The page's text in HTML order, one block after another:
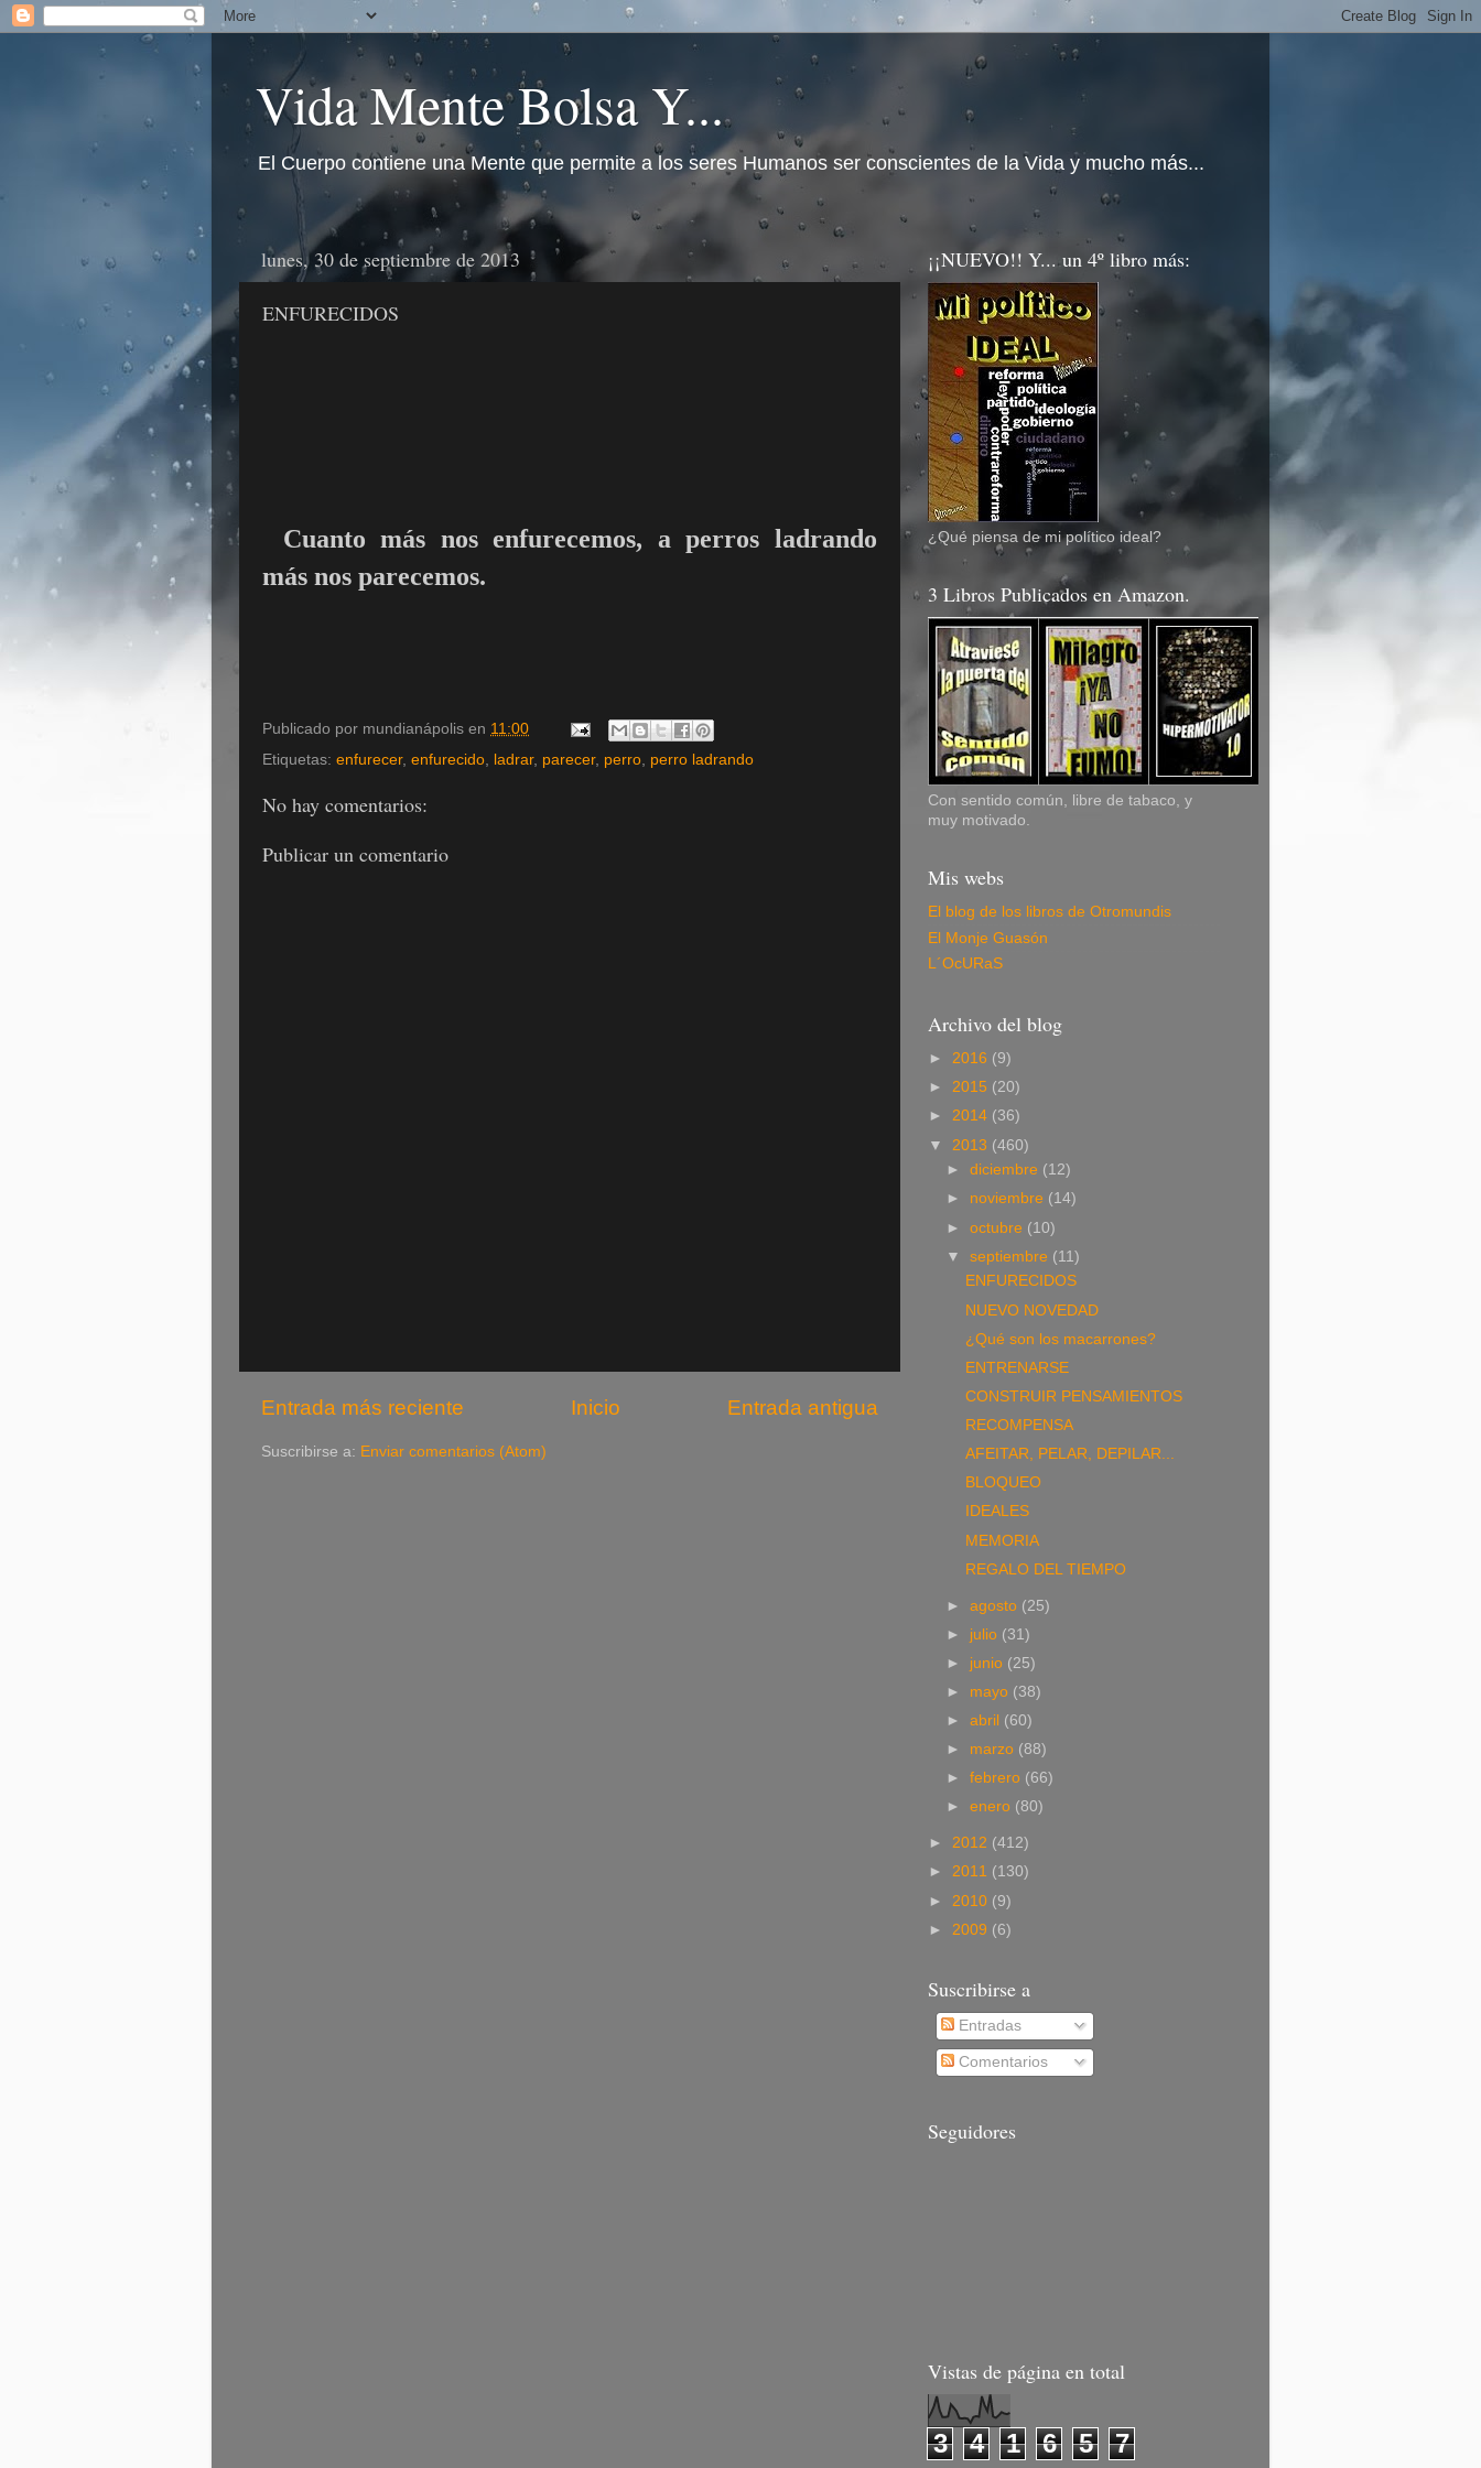
Vida Mente Bolsa Y...
El Cuerpo contiene una Mente que permite a los seres Humanos ser conscientes de la Vida y mucho más...
lunes, 30 de septiembre de 2013
ENFURECIDOS
Cuanto más nos enfurecemos, a perros ladrando
más nos parecemos.
Publicado por mundianápolis en 11:00
Etiquetas: enfurecer, enfurecido, ladrar, parecer, perro, perro ladrando
No hay comentarios:
Publicar un comentario
Entrada más reciente Entrada antigua
Inicio
Suscribirse a: Enviar comentarios (Atom)
¡¡NUEVO!! Y... un 4º libro más:
¿Qué piensa de mi político ideal?
3 Libros Publicados en Amazon.
Con sentido común, libre de tabaco, y
muy motivado.
Mis webs
El blog de los libros de Otromundis
El Monje Guasón
L´OcURaS
Archivo del blog
► 2016 (9)
► 2015 (20)
► 2014 (36)
▼ 2013 (460)
►diciembre (12)
► noviembre (14)
►octubre (10)
▼septiembre (11)
ENFURECIDOS
NUEVO NOVEDAD
¿Qué son los macarrones?
ENTRENARSE
CONSTRUIR PENSAMIENTOS
RECOMPENSA
AFEITAR, PELAR, DEPILAR...
BLOQUEO
IDEALES
MEMORIA
REGALO DEL TIEMPO
►agosto (25)
► julio (31)
► junio (25)
► mayo (38)
►abril (60)
► marzo (88)
►febrero (66)
►enero (80)
► 2012 (412)
► 2011 (130)
► 2010 (9)
► 2009 (6)
Suscribirse a
Entradas
Comentarios
Seguidores
Vistas de página en total
3 4 1 6 5 7